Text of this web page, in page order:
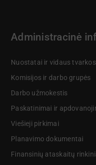
Administracinė
Nuostatai ir vidaus tvarkos
Komisijos ir darbo grupės
Darbo užmokestis
Paskatinimai ir
Viešieji pirkimai
Planavimo dokumentai
Finansinių ataskaitų